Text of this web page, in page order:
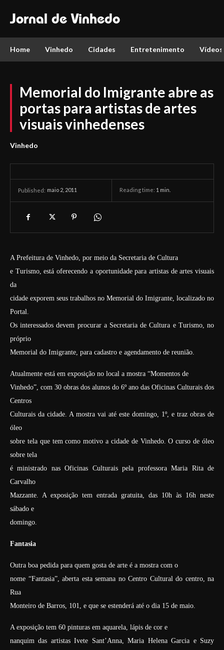
Jornal de Vinhedo
Home Vinhedo Cidades Entretenimento Vídeos
Memorial do Imigrante abre as
portas para artistas de artes
visuais vinhedenses
Vinhedo
Published: maio 2, 2011 Reading time: 1 min.
A Prefeitura de Vinhedo, por meio da Secretaria de Cultura
e Turismo, está oferecendo a oportunidade para artistas de artes visuais
da
cidade exporem seus trabalhos no Memorial do Imigrante, localizado no
Portal.
Os interessados devem procurar a Secretaria de Cultura e Turismo, no
próprio
Memorial do Imigrante, para cadastro e agendamento de reunião.
Atualmente está em exposição no local a mostra “Momentos de
Vinhedo”, com 30 obras dos alunos do 6º ano das Oficinas Culturais dos
Centros
Culturais da cidade. A mostra vai até este domingo, 1º, e traz obras de
óleo
sobre tela que tem como motivo a cidade de Vinhedo. O curso de óleo
sobre tela
é ministrado nas Oficinas Culturais pela professora Maria Rita de
Carvalho
Mazzante. A exposição tem entrada gratuita, das 10h às 16h neste
sábado e
domingo.
Fantasia
Outra boa pedida para quem gosta de arte é a mostra com o
nome “Fantasia”, aberta esta semana no Centro Cultural do centro, na
Rua
Monteiro de Barros, 101, e que se estenderá até o dia 15 de maio.
A exposição tem 60 pinturas em aquarela, lápis de cor e
nanquim das artistas Ivete Sant’Anna, Maria Helena Garcia e Suzy